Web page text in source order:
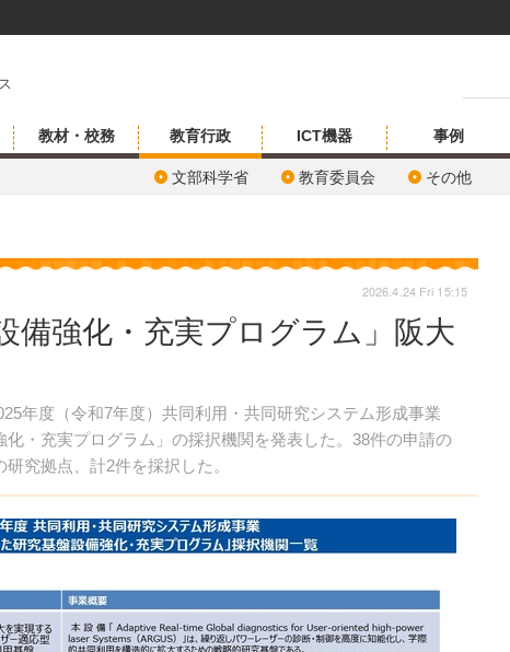
教材・校務 教育行政
文部科学省 教育委員会 その他
ICT機器 事例
備強化・充実プログラム」阪大
年度（令和7年度）共同利用・共同研究システム形成事業
化・充実プログラム」の採択機関を発表した。38件の申請の
究拠点、計2件を採択した。
2026.4.24 Fri 15:15